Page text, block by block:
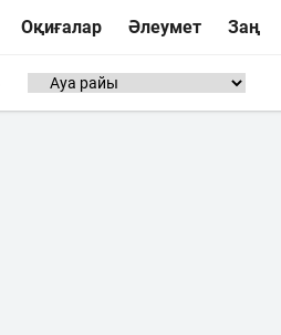
Оқиғалар Әлеумет Заң